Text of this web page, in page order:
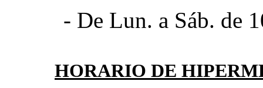
- De Lun. a Sáb. de
HORARIO DE